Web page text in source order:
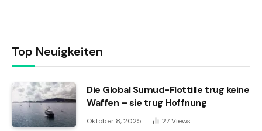
Top Neuigkeiten
Die Global Sumud-Flottille trug keine
Waffen – sie trug Hoffnung
Oktober 8, 2025 27Views